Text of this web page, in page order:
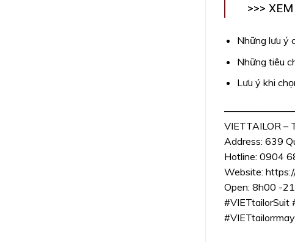
>>>
Những lưu ý
Những tiêu
Lưu ý khi
VIETTAILOR –
Address: 639
Hotline: 0904
Website:
Open: 8h00 -
#VIETtailorSuit